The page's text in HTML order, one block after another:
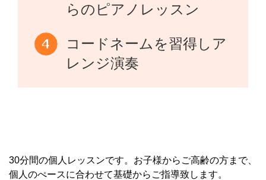
らのピアノレッスン
コードネームを習得しア
レンジ演奏
30分間の個人レッスンです。お子様からご高齢の方まで、
個人のぺースに合わせて基礎からご指導致します。